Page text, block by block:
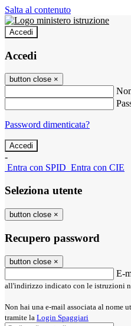
Salta al contenuto
Accedi
Accedi
button close ×
Password dimenticata?
-
Entra con SPID Entra con CIE
Seleziona utente
button close ×
Recupero password
button close ×
E-
all'indirizzo indicato con le istruzioni
Non hai una e-mail associata al nome
tramite la Login Spaggiari